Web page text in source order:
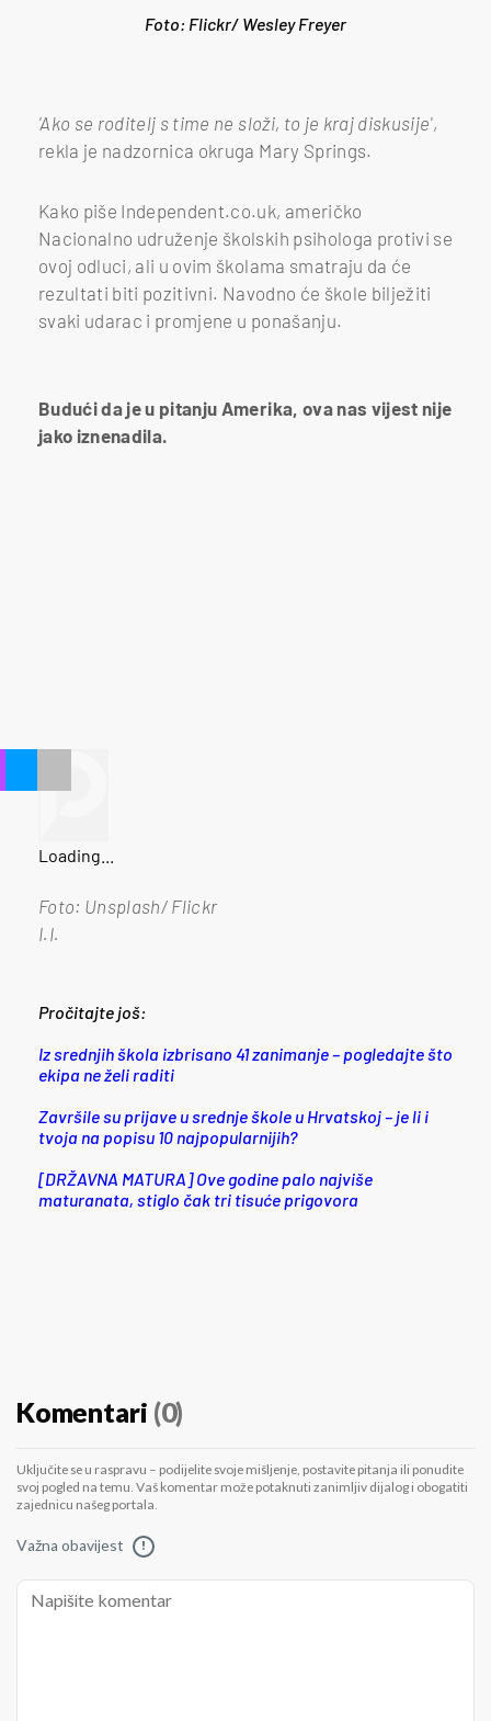
Foto: Flickr/ Wesley Freyer
'Ako se roditelj s time ne složi, to je kraj diskusije',
rekla je nadzornica okruga Mary Springs.
Kako piše Independent.co.uk, američko
Nacionalno udruženje školskih psihologa protivi se
ovoj odluci, ali u ovim školama smatraju da će
rezultati biti pozitivni. Navodno će škole bilježiti
svaki udarac i promjene u ponašanju.
Budući da je u pitanju Amerika, ova nas vijest nije
jako iznenadila.
Loading...
Foto: Unsplash/ Flickr
I.I.
Pročitajte još:
Iz srednjih škola izbrisano 41 zanimanje – pogledajte što
ekipa ne želi raditi
Završile su prijave u srednje škole u Hrvatskoj – je li i
tvoja na popisu 10 najpopularnijih?
[DRŽAVNA MATURA] Ove godine palo najviše
maturanata, stiglo čak tri tisuće prigovora
Komentari (0)
Uključite se u raspravu – podijelite svoje mišljenje, postavite pitanja ili ponudite
svoj pogled na temu. Vaš komentar može potaknuti zanimljiv dijalog i obogatiti
zajednicu našeg portala.
Važna obavijest !